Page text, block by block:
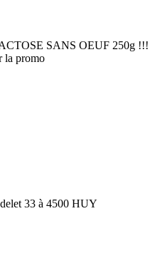
SANS OEUF 250g !!!
la promo
33 à 4500 HUY